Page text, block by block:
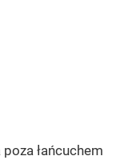
łańcuchem